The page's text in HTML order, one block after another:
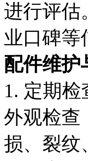
进行评估
业口碑等
配件维护
1. 定期检
外观检查
损、裂纹